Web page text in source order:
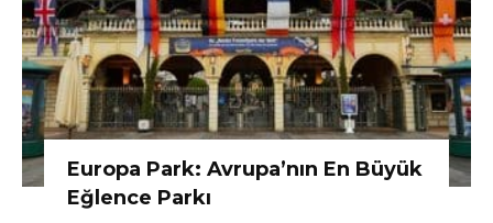
Europa Park: Avrupa’nın En Büyük
Eğlence Parkı